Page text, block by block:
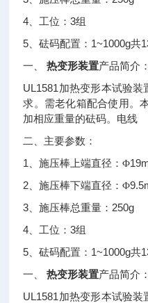
4 、工位：3组
5 、砝码配置： 1~1000g共
一、 热变形装置产品简介：
UL1581加热变形本试验装
求。需老化箱配合使用。
加相应重量的砝码。电线
二、主要参数：
1 、施压棒上端直径：Φ
2 、施压棒下端直径：Φ
3 、施压棒总重量： 250g
4 、工位：3组
5 、砝码配置： 1~1000g共
一、 热变形装置产品简介：
UL1581加热变形本试验装